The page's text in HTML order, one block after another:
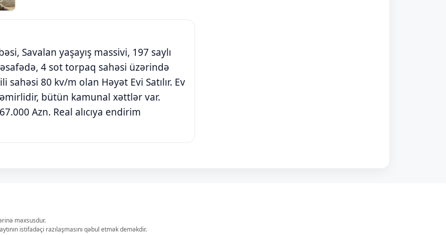
Savalan yaşayış massivi, 197 saylı
4 sot torpaq sahəsi üzərində
80 kv/m olan Həyət Evi Satılır. Ev
bütün kamunal xəttlər var.
Azn. Real alıcıya endirim
məxsusdur.
istifadəçi razılaşmasını qəbul etmək deməkdir.